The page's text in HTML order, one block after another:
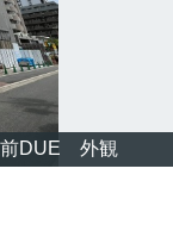
前DUE 外観